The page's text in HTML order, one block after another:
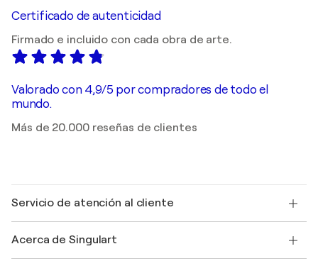
Certificado de autenticidad
Firmado e incluido con cada obra de arte.
Valorado con 4,9/5 por compradores de todo el
mundo.
Más de 20.000 reseñas de clientes
Servicio de atención al cliente
Envío
Acerca de Singulart